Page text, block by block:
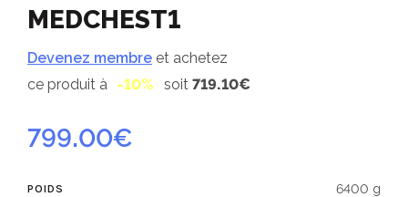
MEDCHEST1
Devenez membre et achetez
ce produit à
-10% soit 719.10€
799.00€
POIDS 6400 g